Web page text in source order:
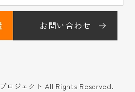
お問い合わせ
ロジェクト All Rights Reserved.